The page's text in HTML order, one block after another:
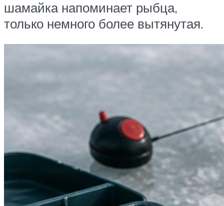
шамайка напоминает рыбца,
только немного более вытянутая.